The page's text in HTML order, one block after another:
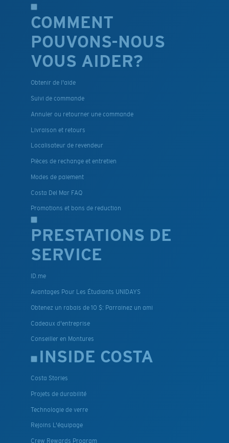
COMMENT
POUVONS-NOUS
VOUS AIDER?
Obtenir de l'aide
Suivi de commande
Annuler ou retourner une commande
Livraison et retours
Localisateur de revendeur
Pièces de rechange et entretien
Modes de paiement
Costa Del Mar FAQ
Promotions et bons de reduction
PRESTATIONS DE
SERVICE
ID.me
Avantages Pour Les Étudiants UNIDAYS
Obtenez un rabais de 10 $: Parrainez un ami
Cadeaux d'entreprise
Conseiller en Montures
INSIDE COSTA
Costa Stories
Projets de durabilité
Technologie de verre
Rejoins L'équipage
Crew Rewards Program